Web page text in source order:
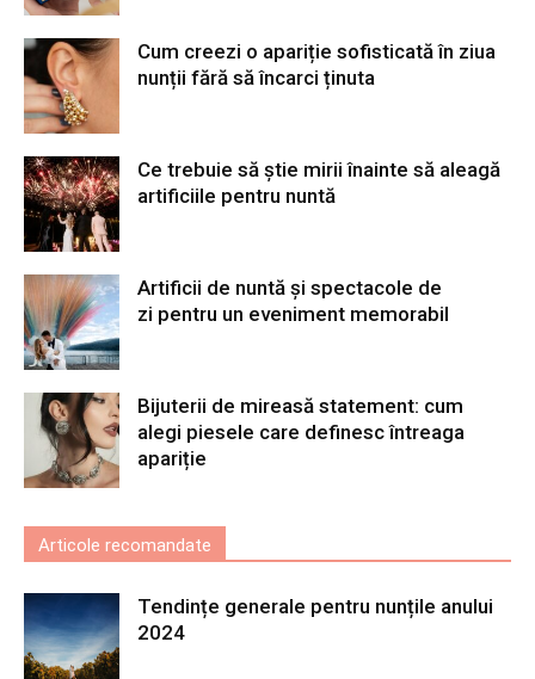
Cum creezi o apariție sofisticată în ziua
nunții fără să încarci ținuta
Ce trebuie să știe mirii înainte să aleagă
artificiile pentru nuntă
Artificii de nuntă și spectacole de
zi pentru un eveniment memorabil
Bijuterii de mireasă statement: cum
alegi piesele care definesc întreaga
apariție
Articole recomandate
Tendințe generale pentru nunțile anului
2024